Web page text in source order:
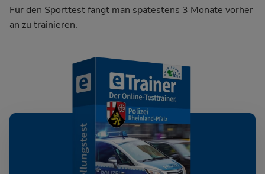
Für den Sporttest fangt man spätestens 3 Monate vorher
an zu trainieren.